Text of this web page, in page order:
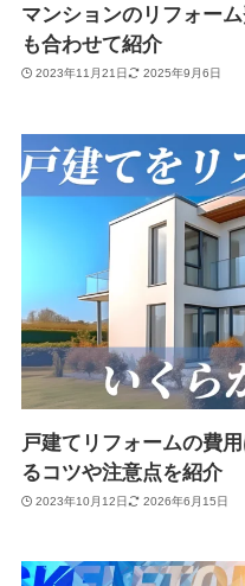
マンションのリフォー
も合わせて紹介
2023年11月21日 2025年9月6日
戸建てリフォームの費
るコツや注意点を紹介
2023年10月12日 2026年6月15日